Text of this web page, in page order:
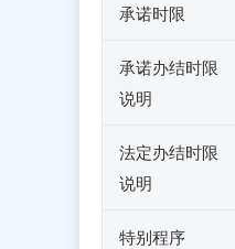
承诺时限
承诺办结时限
说明
法定办结时限
说明
特别程序